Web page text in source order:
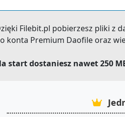
Filebit.pl pobierzesz pliki z
konta Premium Daofile oraz
start dostaniesz nawet 250